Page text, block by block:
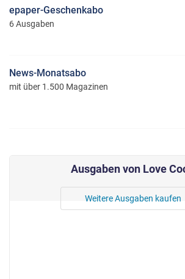
epaper-Geschenkabo
6 Ausgaben
News-Monatsabo
mit über 1.500 Magazinen
Ausgaben von Love
Weitere Ausgaben kaufen